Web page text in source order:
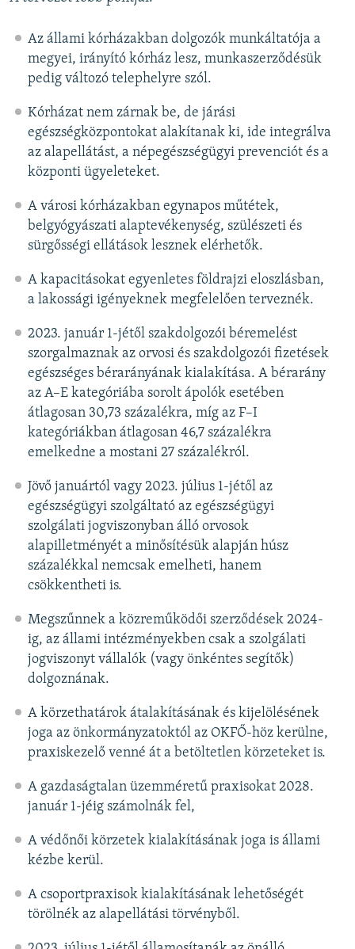
Az állami kórházakban dolgozók munkáltatója a
megyei, irányító kórház lesz, munkaszerződésük
pedig változó telephelyre szól.
Kórházat nem zárnak be, de járási
egészségközpontokat alakítanak ki, ide integrálva
az alapellátást, a népegészségügyi prevenciót és a
központi ügyeleteket.
A városi kórházakban egynapos műtétek,
belgyógyászati alaptevékenység, szülészeti és
sürgősségi ellátások lesznek elérhetők.
A kapacitásokat egyenletes földrajzi eloszlásban,
a lakossági igényeknek megfelelően terveznék.
2023. január 1-jétől szakdolgozói béremelést
szorgalmaznak az orvosi és szakdolgozói fizetések
egészséges bérarányának kialakítása. A bérarány
az A–E kategóriába sorolt ápolók esetében
átlagosan 30,73 százalékra, míg az F–I
kategóriákban átlagosan 46,7 százalékra
emelkedne a mostani 27 százalékról.
Jövő januártól vagy 2023. július 1-jétől az
egészségügyi szolgáltató az egészségügyi
szolgálati jogviszonyban álló orvosok
alapilletményét a minősítésük alapján húsz
százalékkal nemcsak emelheti, hanem
csökkentheti is.
Megszűnnek a közreműködői szerződések 2024-
ig, az állami intézményekben csak a szolgálati
jogviszonyt vállalók (vagy önkéntes segítők)
dolgoznának.
A körzethatárok átalakításának és kijelölésének
joga az önkormányzatoktól az OKFŐ-höz kerülne,
praxiskezelő venné át a betöltetlen körzeteket is.
A gazdaságtalan üzemméretű praxisokat 2028.
január 1-jéig számolnák fel,
A védőnői körzetek kialakításának joga is állami
kézbe kerül.
A csoportpraxisok kialakításának lehetőségét
törölnék az alapellátási törvényből.